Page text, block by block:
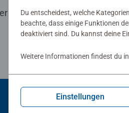
Bewertung 4,4 von 5 Sternen.
Puzzle-
Du entscheidest, welche
beachte, dass einige Funktionen
deaktiviert sind. Du kannst deine
Weitere Informationen findest du
Einstellungen